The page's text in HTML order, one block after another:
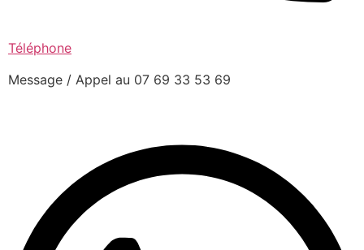
Téléphone
Message / Appel au 07 69 33 53 69